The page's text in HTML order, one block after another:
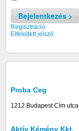
Bejelentkezés
Regisztráció
Elfelejtett jelszó
Proba Ceg
1212 Budapest Cím utca
Aktív Kémény Kkt.